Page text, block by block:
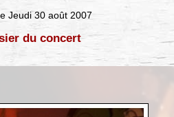
Jeudi 30 août 2007
du concert